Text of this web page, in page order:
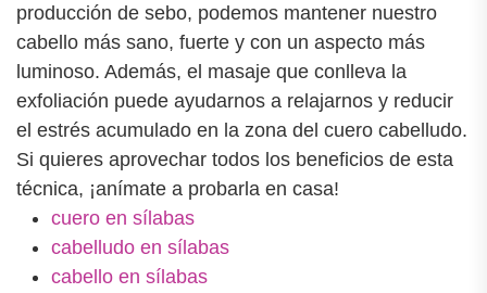
producción de sebo, podemos mantener nuestro
cabello más sano, fuerte y con un aspecto más
luminoso. Además, el masaje que conlleva la
exfoliación puede ayudarnos a relajarnos y reducir
el estrés acumulado en la zona del cuero cabelludo.
Si quieres aprovechar todos los beneficios de esta
técnica, ¡anímate a probarla en casa!
cuero en sílabas
cabelludo en sílabas
cabello en sílabas